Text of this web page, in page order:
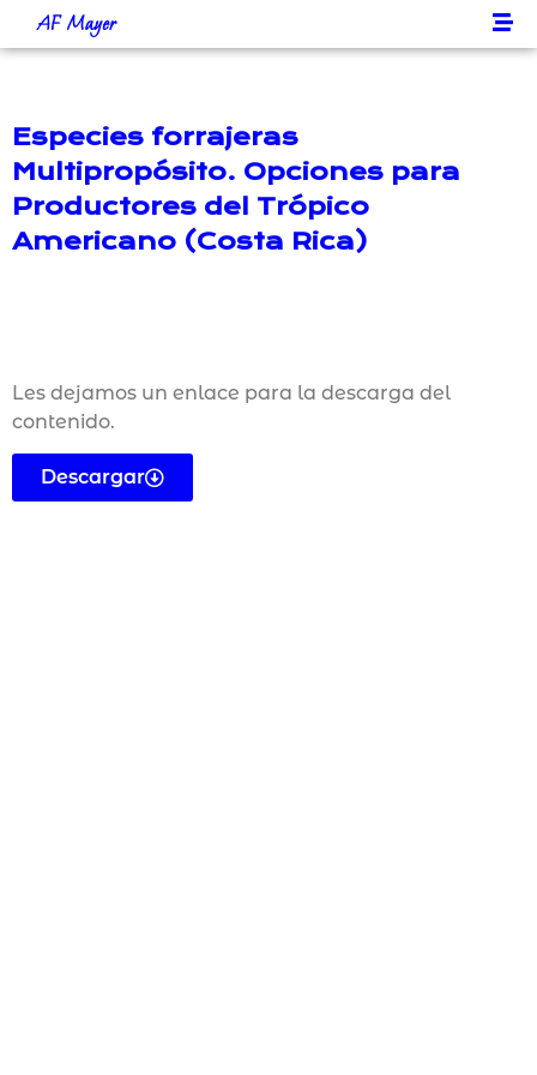
AF Mayer
Especies forrajeras
Multipropósito. Opciones para
Productores del Trópico
Americano (Costa Rica)
Les dejamos un enlace para la descarga del
contenido.
Descargar